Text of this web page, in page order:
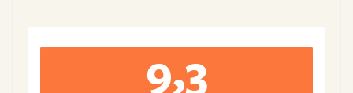
9,3